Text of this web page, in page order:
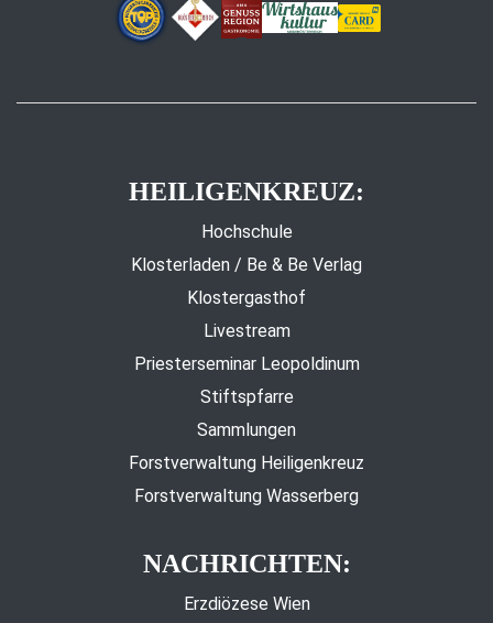
HEILIGENKREUZ:
Hochschule
Klosterladen / Be & Be Verlag
Klostergasthof
Livestream
Priesterseminar Leopoldinum
Stiftspfarre
Sammlungen
Forstverwaltung Heiligenkreuz
Forstverwaltung Wasserberg
NACHRICHTEN:
Erzdiözese Wien